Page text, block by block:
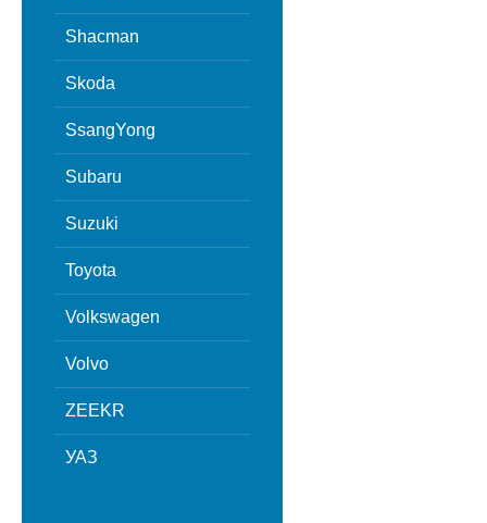
Shacman
Skoda
SsangYong
Subaru
Suzuki
Toyota
Volkswagen
Volvo
ZEEKR
УАЗ